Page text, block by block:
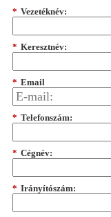
* Vezetéknév:
* Keresztnév:
* Email
* Telefonszám:
* Cégnév:
* Irányítószám: